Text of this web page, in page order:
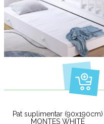
Pat suplimentar (90x190cm)
MONTES WHITE